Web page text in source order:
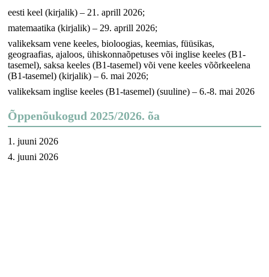
eesti keel (kirjalik) – 21. aprill 2026;
matemaatika (kirjalik) – 29. aprill 2026;
valikeksam vene keeles, bioloogias, keemias, füüsikas,
geograafias, ajaloos, ühiskonnaõpetuses või inglise keeles (B1-
tasemel), saksa keeles (B1-tasemel) või vene keeles võõrkeelena
(B1-tasemel) (kirjalik) – 6. mai 2026;
valikeksam inglise keeles (B1-tasemel) (suuline) – 6.-8. mai 2026
Õppenõukogud 2025/2026. õa
1. juuni 2026
4. juuni 2026